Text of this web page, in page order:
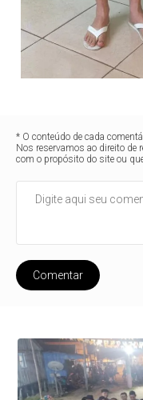
* O conteúdo de cada
Nos reservamos ao direito de
com o propósito do site ou
Comentar